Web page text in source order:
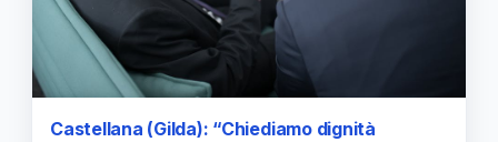
Castellana (Gilda): “Chiediamo dignità